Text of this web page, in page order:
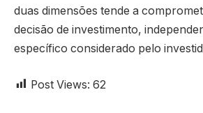
duas dimensões tende a
decisão de investimento,
específico considerado pelo
Post Views: 62